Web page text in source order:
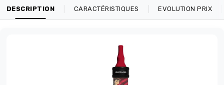
DESCRIPTION CARACTÉRISTIQUES EVOLUTION PRIX